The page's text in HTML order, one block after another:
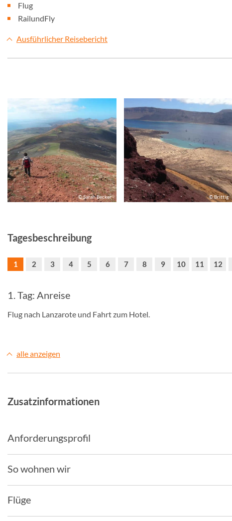
Flug
RailundFly
Ausführlicher Reisebericht
© Sarah Becker © Brittig
Tagesbeschreibung
1 2 3 4 5 6 7 8 9 10 11 12
1. Tag: Anreise
Flug nach Lanzarote und Fahrt zum Hotel.
alle anzeigen
Zusatzinformationen
Anforderungsprofil
So wohnen wir
Flüge